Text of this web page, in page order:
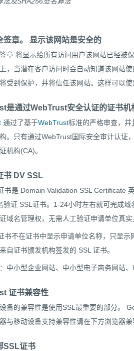
签章。 显示该网站是安全的
章 将显示给所有访问用户该网站已经被
，当潜在客户访问时会自动知道该网站
受到保护，并将信任该网站。这样可以
是通过WebTrust安全认证的证书机
通过了基于WebTrust标准的严格审查，
。只有通过WebTrust国际安全审计认证
机构(CA)。
书 DV SSL
书是 Domain Validation SSL Certificate
验证 SSL证书。1-24小时左右就可完成
域名管理权，无需人工验证申请单位真
书不在证书中显示申请单位名称，只显
自证书颁发机构签发的 SSL 证书。
中小型企业网站、中小型电子商务网站
证书兼容性
备的兼容性是使用SSL最重要的部分。
与移动设备支持兼容性请在下方浏览器
SSL证书